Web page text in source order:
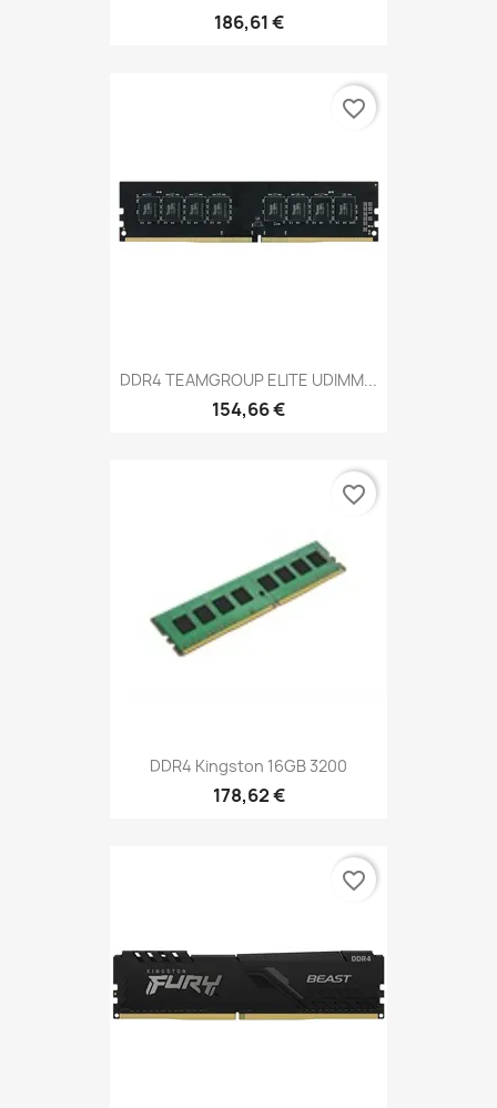
186,61 €
DDR4 TEAMGROUP ELITE UDIMM...
154,66 €
favorite_border
DDR4 Kingston 16GB 3200
178,62 €
favorite_border
favorite_border